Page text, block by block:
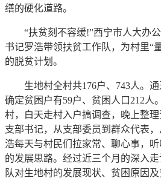
缮的硬化道路。
“扶贫刻不容缓!”西宁市人大办公
书记罗浩带领扶贫工作队，为村里“
的脱贫计划。
生地村全村共176户、743人。通
确定贫困户有59户、贫困人口212人
村，白天走村入户搞调查，晚上整
支部书记，从支部委员到群众代表
浩每天与村民们拉家常、聊心事，
的发展思路。经过近三个月的深入
队对生地村的发展现状、贫困原因